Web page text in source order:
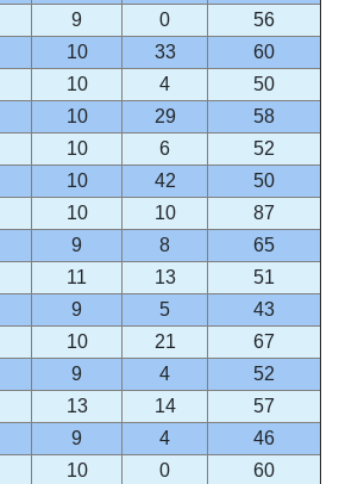
9 0
56
10 33
60
10 4
50
10 29
58
10 6
52
10 42
50
10 10
87
9 8
65
11 13
51
9 5
43
10 21
67
9 4
52
13 14
57
9 4
46
10 0
60